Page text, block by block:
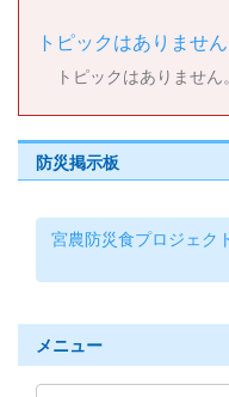
トピックはありません
トピックはありません。
防災掲示板
宮農防災食プロジェク
メニュー